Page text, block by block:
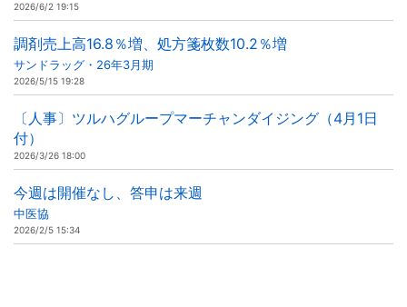
2026/6/2 19:15
調剤売上高16.8％増、処方箋枚数10.2％増
サンドラッグ・26年3月期
2026/5/15 19:28
〔人事〕ツルハグループマーチャンダイジング（4月1日
付）
2026/3/26 18:00
今週は開催なし、答申は来週
中医協
2026/2/5 15:34